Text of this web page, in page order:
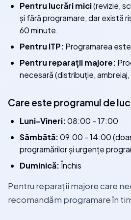
Pentru lucrări mici(revizie,
și fără programare, dar există
60 minute.
Pentru ITP: Programarea
Pentru reparații majore:
necesară (distribuție,
Care este programul de
Luni-Vineri:08:00 - 17:00
Sâmbătă:09:00 - 14:00
programărilor și urgențe
Duminică: Închis
Pentru reparații majore care
recomandăm programare în